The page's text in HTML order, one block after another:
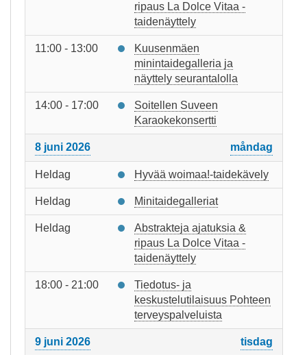
ripaus La Dolce Vitaa -
taidenäyttely
11:00 - 13:00
Kuusenmäen
minintaidegalleria ja
näyttely seurantalolla
14:00 - 17:00
Soitellen Suveen
Karaokekonsertti
8 juni 2026 måndag
Heldag Hyvää woimaa!-taidekävely
Heldag Minitaidegalleriat
Heldag
Abstrakteja ajatuksia &
ripaus La Dolce Vitaa -
taidenäyttely
18:00 - 21:00
Tiedotus- ja
keskustelutilaisuus Pohteen
terveyspalveluista
9 juni 2026 tisdag